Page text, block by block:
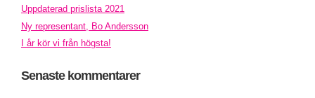
Uppdaterad prislista 2021
Ny representant, Bo Andersson
I år kör vi från högsta!
Senaste kommentarer